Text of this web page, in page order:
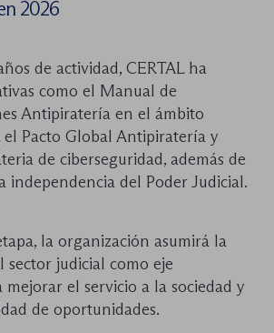
2026
de actividad, CERTAL ha
como el Manual de
Antipiratería en el ámbito
Pacto Global Antipiratería y
de ciberseguridad, además de
independencia del Poder Judicial.
la organización asumirá la
sector judicial como eje
mejorar el servicio a la sociedad y
de oportunidades.